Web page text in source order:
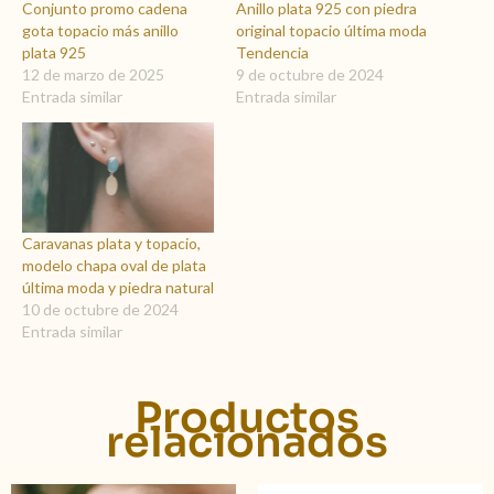
Conjunto promo cadena
gota topacio más anillo
plata 925
12 de marzo de 2025
Entrada similar
Anillo plata 925 con piedra
original topacio última moda
Tendencia
9 de octubre de 2024
Entrada similar
Caravanas plata y topacio,
modelo chapa oval de plata
última moda y piedra natural
10 de octubre de 2024
Entrada similar
Productos
relacionados